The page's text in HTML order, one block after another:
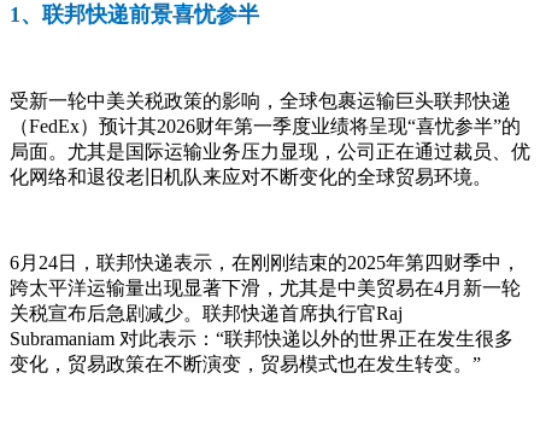
1、联邦快递前景喜忧参半
受新一轮中美关税政策的影响，全球包裹运输巨头联邦快递
（FedEx）预计其2026财年第一季度业绩将呈现“喜忧参半”的
局面。尤其是国际运输业务压力显现，公司正在通过裁员、优
化网络和退役老旧机队来应对不断变化的全球贸易环境。
6月24日，联邦快递表示，在刚刚结束的2025年第四财季中，
跨太平洋运输量出现显著下滑，尤其是中美贸易在4月新一轮
关税宣布后急剧减少。联邦快递首席执行官Raj
Subramaniam 对此表示：“联邦快递以外的世界正在发生很多
变化，贸易政策在不断演变，贸易模式也在发生转变。”